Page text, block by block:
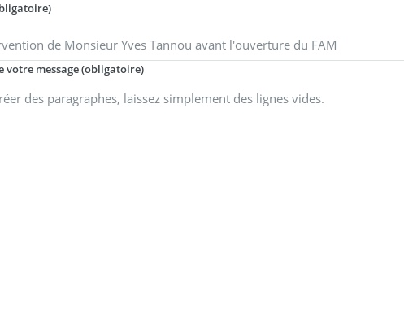
votre message (obligatoire)
des paragraphes, laissez simplement des lignes vides.